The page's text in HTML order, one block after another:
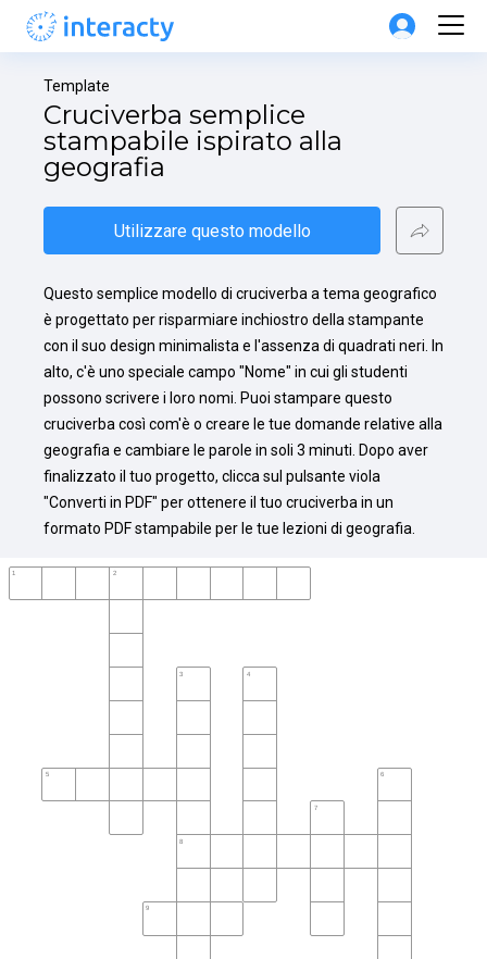
Template
Cruciverba semplice
stampabile ispirato alla
geografia
Utilizzare questo modello
Questo semplice modello di cruciverba a tema geografico
è progettato per risparmiare inchiostro della stampante
con il suo design minimalista e l'assenza di quadrati neri. In
alto, c'è uno speciale campo "Nome" in cui gli studenti
possono scrivere i loro nomi. Puoi stampare questo
cruciverba così com'è o creare le tue domande relative alla
geografia e cambiare le parole in soli 3 minuti. Dopo aver
finalizzato il tuo progetto, clicca sul pulsante viola
"Converti in PDF" per ottenere il tuo cruciverba in un
formato PDF stampabile per le tue lezioni di geografia.